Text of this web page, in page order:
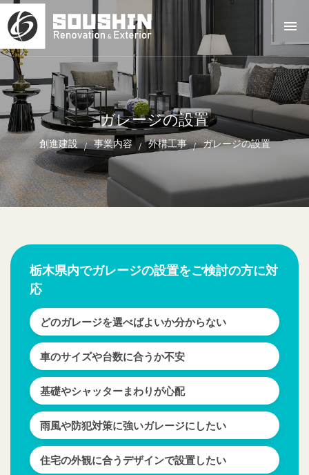
ガレージの設置
創進建設 事業内容 外構工事 ガレージの設置
栃木県内でガレージの設置をご検討の方に対
応
どのガレージを選べばよいか分からない
車のサイズや台数に合うか不安
基礎やシャッターまわりが心配
雨風や防犯対策に強いガレージにしたい
住宅の外観に合うデザインで設置したい